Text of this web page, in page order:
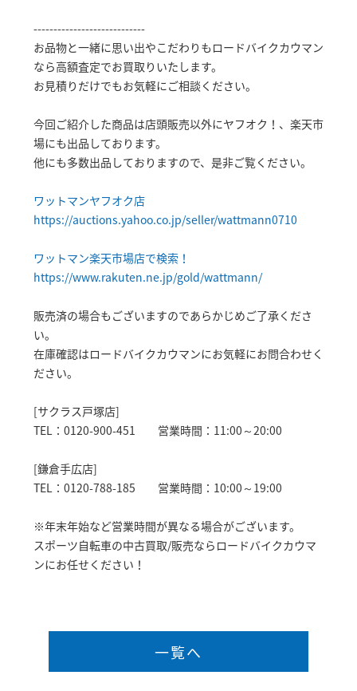
----------------------------
お品物と一緒に思い出やこだわりもロードバイクカウマン
なら高額査定でお買取りいたします。
お見積りだけでもお気軽にご相談ください。
今回ご紹介した商品は店頭販売以外にヤフオク！、楽天市
場にも出品しております。
他にも多数出品しておりますので、是非ご覧ください。
ワットマンヤフオク店
https://auctions.yahoo.co.jp/seller/wattmann0710
ワットマン楽天市場店で検索！
https://www.rakuten.ne.jp/gold/wattmann/
販売済の場合もございますのであらかじめご了承くださ
い。
在庫確認はロードバイクカウマンにお気軽にお問合わせく
ださい。
[サクラス戸塚店]
TEL：0120-900-451 営業時間：11:00～20:00
[鎌倉手広店]
TEL：0120-788-185 営業時間：10:00～19:00
※年末年始など営業時間が異なる場合がございます。
スポーツ自転車の中古買取/販売ならロードバイクカウマ
ンにお任せください！
一覧へ